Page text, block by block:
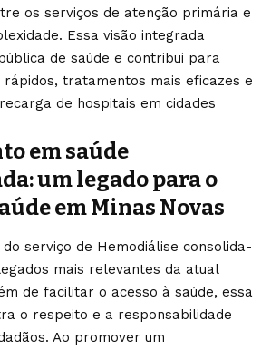
os serviços de atenção primária e
Essa visão integrada
de saúde e contribui para
rápidos, tratamentos mais eficazes e
de hospitais em cidades
em saúde
um legado para o
em Minas Novas
serviço de Hemodiálise consolida-
mais relevantes da atual
de facilitar o acesso à saúde, essa
o respeito e a responsabilidade
Ao promover um